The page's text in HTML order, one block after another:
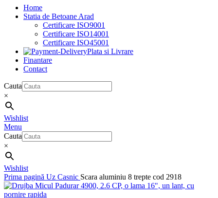
Home
Statia de Betoane Arad
Certificare ISO9001
Certificare ISO14001
Certificare ISO45001
Plata si Livrare
Finantare
Contact
Cauta
×
Wishlist
Menu
Cauta
×
Wishlist
Prima pagină Uz Casnic Scara aluminiu 8 trepte cod 2918